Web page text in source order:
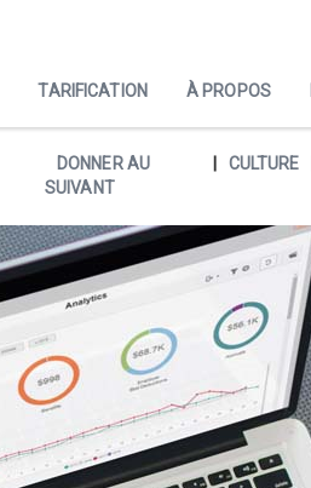
TARIFICATION À PROPOS
DONNER AU
SUIVANT
CULTURE